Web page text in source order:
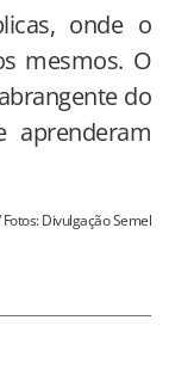
onde o
mesmos. O
do
aprenderam
Fotos: Divulgação Semel